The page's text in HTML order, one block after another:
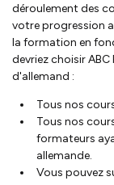
déroulement des
votre progression
la formation en
devriez choisir
d'allemand :
Tous nos
Tous nos
formateurs
allemande.
Vous pouvez